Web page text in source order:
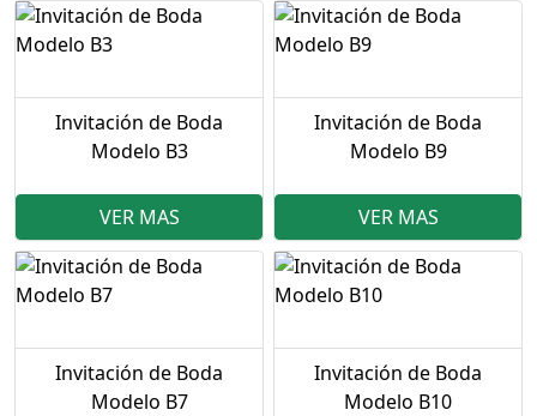
Invitación de Boda
Modelo B3
VER MAS
Invitación de Boda
Modelo B9
VER MAS
Invitación de Boda
Modelo B7
Invitación de Boda
Modelo B10